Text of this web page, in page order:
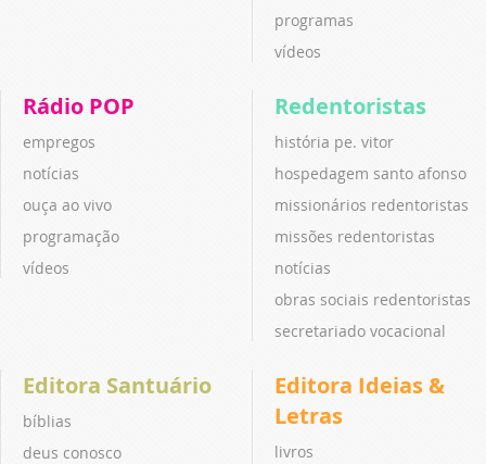
programas
vídeos
Rádio POP
empregos
notícias
ouça ao vivo
programação
vídeos
Redentoristas
história pe. vitor
hospedagem santo afonso
missionários redentoristas
missões redentoristas
notícias
obras sociais redentoristas
secretariado vocacional
Editora Santuário
bíblias
deus conosco
Editora Ideias &
Letras
livros